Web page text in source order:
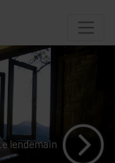
Le lendemain